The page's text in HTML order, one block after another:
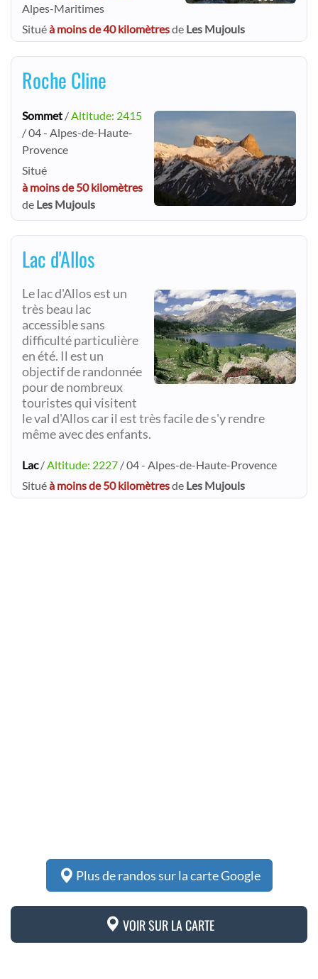
Alpes-Maritimes
Situéà moins de 40 kilomètresde Les Mujouls
Roche Cline
Sommet /Altitude: 2415
/ 04 - Alpes-de-Haute-
Provence
Situé
à moins de 50 kilomètres
de Les Mujouls
Lac d'Allos
Le lac d'Allos est un
très beau lac
accessible sans
difficulté particulière
en été. Il est un
objectif de randonnée
pour de nombreux
touristes qui visitent
le val d'Allos car il est très facile de s'y rendre
même avec des enfants.
Lac/ Altitude: 2227 / 04 - Alpes-de-Haute-Provence
Situéà moins de 50 kilomètresde Les Mujouls
Plus de randos sur la carte Google
VOIR SUR LA CARTE